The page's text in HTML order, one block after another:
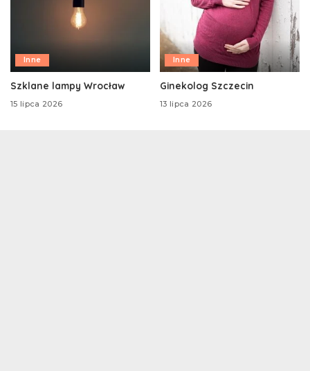
Inne
Szklane lampy Wrocław
15 lipca 2026
Inne
Ginekolog Szczecin
13 lipca 2026